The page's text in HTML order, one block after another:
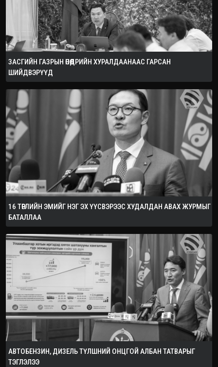
ЗАСГИЙН ГАЗРЫН ӨНӨӨДРИЙН ХУРАЛДААНААС ГАРСАН
ШИЙДВЭРҮҮД
16 ТӨРЛИЙН ЭМИЙГ НЭГ ЭХ ҮҮСВЭРЭЭС ХУДАЛДАН АВАХ ЖУРМЫГ
БАТАЛЛАА
АВТОБЕНЗИН, ДИЗЕЛЬ ТҮЛШНИЙ ОНЦГОЙ АЛБАН ТАТВАРЫГ
ТЭГЛЭЛЭЭ